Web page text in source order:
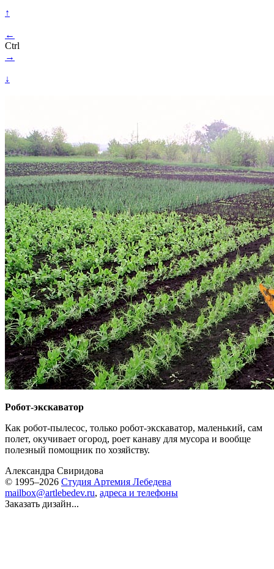
↑
←
Ctrl
→
↓
Робот-экскаватор
Как робот-пылесос, только робот-экскаватор, маленький, сам
полет, окучивает огород, роет канаву для мусора и вообще
полезный помощник по хозяйству.
Александра Свиридова
© 1995–2026 Студия Артемия Лебедева
mailbox@artlebedev.ru, адреса и телефоны
Заказать дизайн...